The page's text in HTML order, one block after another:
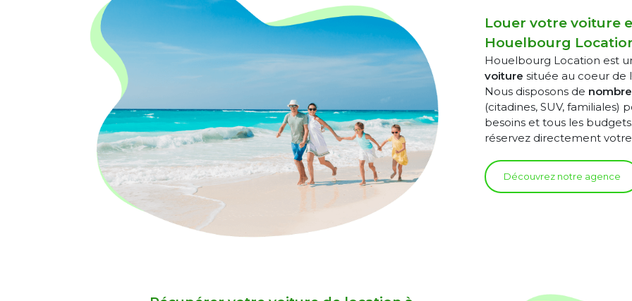
Louer votre voiture
Houelbourg
Houelbourg Location est
voiture située au coeur de
Nous disposons de
(citadines, SUV, familiales)
besoins et tous les budgets.
réservez directement
Découvrez notre agence